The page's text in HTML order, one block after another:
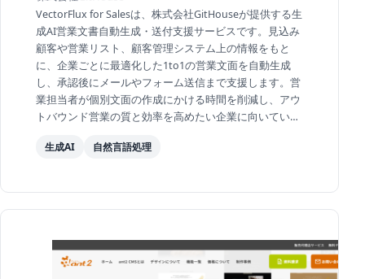
VectorFlux for Salesは、株式会社GitHouseが提供する生
成AI営業文書自動生成・送付支援サービスです。見込み
顧客や営業リスト、顧客管理システム上の情報をもと
に、企業ごとに最適化した1to1の営業文面を自動生成
し、承認後にメールやフォーム送信まで支援します。営
業担当者が個別文面の作成にかける時間を削減し、アウ
トバウンド営業の質と効率を高めたい企業に向いていま
生成AI
自然言語処理